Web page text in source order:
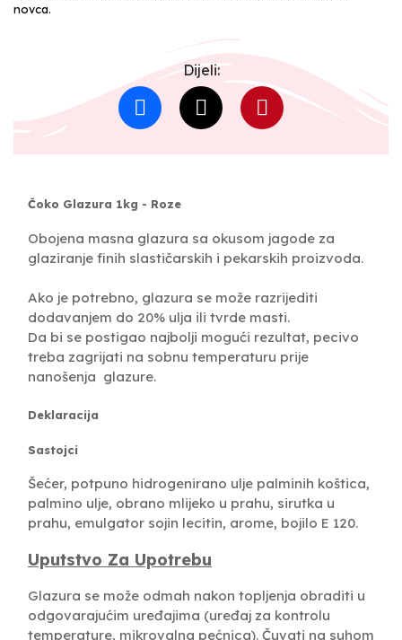
novca.
Dijeli:
Čoko Glazura 1kg - Roze
Obojena masna glazura sa okusom jagode za
glaziranje finih slastičarskih i pekarskih proizvoda.
Ako je potrebno, glazura se može razrijediti
dodavanjem do 20% ulja ili tvrde masti.
Da bi se postigao najbolji mogući rezultat, pecivo
treba zagrijati na sobnu temperaturu prije
nanošenja glazure.
Deklaracija
Sastojci
Šećer, potpuno hidrogenirano ulje palminih koštica,
palmino ulje, obrano mlijeko u prahu, sirutka u
prahu, emulgator sojin lecitin, arome, bojilo E 120.
Uputstvo Za Upotrebu
Glazura se može odmah nakon topljenja obraditi u
odgovarajućim uređajima (uređaj za kontrolu
temperature, mikrovalna pećnica). Čuvati na suhom